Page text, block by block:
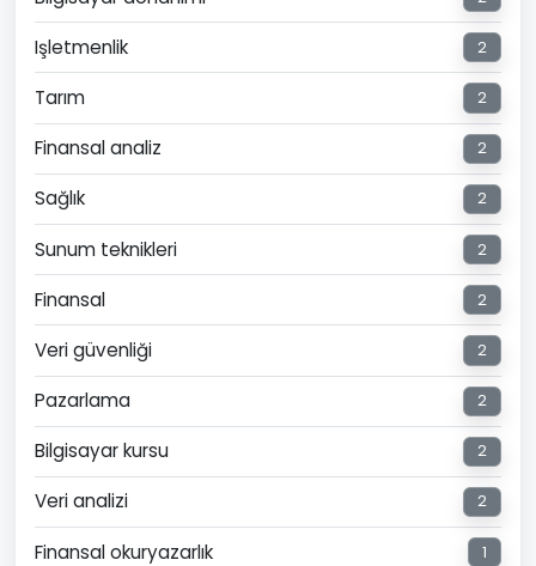
Işletmenlik 2
Tarım 2
Finansal analiz 2
Sağlık 2
Sunum teknikleri 2
Finansal 2
Veri güvenliği 2
Pazarlama 2
Bilgisayar kursu 2
Veri analizi 2
Finansal okuryazarlık 1